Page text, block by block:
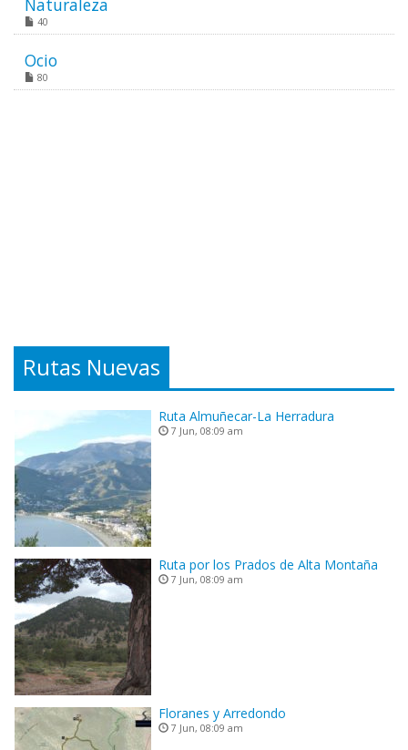
Naturaleza
40
Ocio
80
Rutas Nuevas
Ruta Almuñecar-La Herradura
7 Jun, 08:09 am
Ruta por los Prados de Alta Montaña
7 Jun, 08:09 am
Floranes y Arredondo
7 Jun, 08:09 am